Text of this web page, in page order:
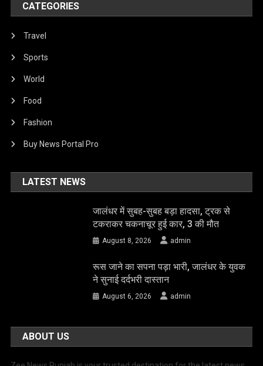
CATEGORIES
Travel
Sports
World
Food
Fashion
Buy News Portal Pro
LATEST NEWS
जालंधर में सुबह-सुबह बड़ा हादसा, ट्रक से
टकराकर चकनाचूर हुई कार, 3 की मौत
August 8, 2026 admin
रूस जाने का सपना पड़ा भारी, जालंधर के युवक
ने सुनाई दर्दभरी दास्तान
August 6, 2026 admin
ABOUT US